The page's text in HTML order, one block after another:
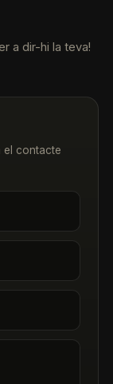
a dir-hi la teva!
el contacte